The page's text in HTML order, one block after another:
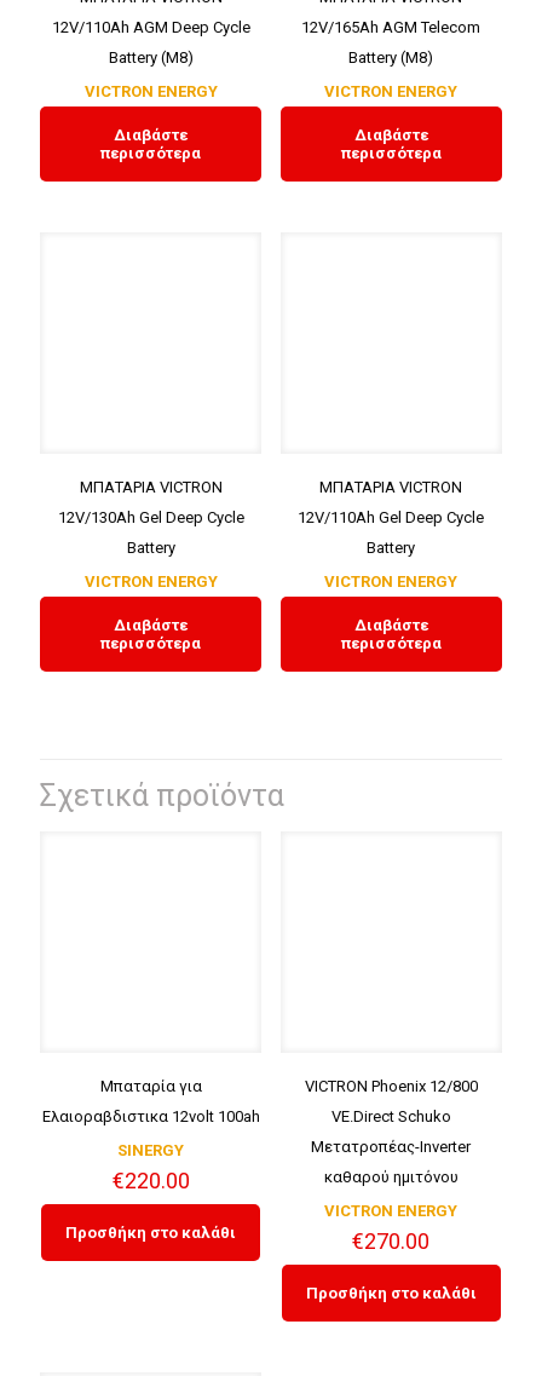
12V/110Ah AGM Deep Cycle
Battery (M8)
VICTRON ENERGY
Διαβάστε
περισσότερα
12V/165Ah AGM Telecom
Battery (M8)
VICTRON ENERGY
Διαβάστε
περισσότερα
ΜΠΑΤΑΡΙΑ VICTRON
12V/130Ah Gel Deep Cycle
Battery
VICTRON ENERGY
Διαβάστε
περισσότερα
ΜΠΑΤΑΡΙΑ VICTRON
12V/110Ah Gel Deep Cycle
Battery
VICTRON ENERGY
Διαβάστε
περισσότερα
Σχετικά προϊόντα
Μπαταρία για
Ελαιοραβδιστικα 12volt 100ah
SINERGY
€220.00
Προσθήκη στο καλάθι
VICTRON Phoenix 12/800
VE.Direct Schuko
Μετατροπέας-Inverter
καθαρού ημιτόνου
VICTRON ENERGY
€270.00
Προσθήκη στο καλάθι